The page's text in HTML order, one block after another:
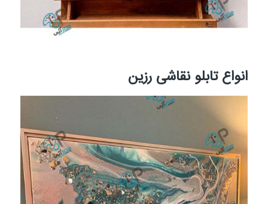
انواع تابلو نقاشی رزین